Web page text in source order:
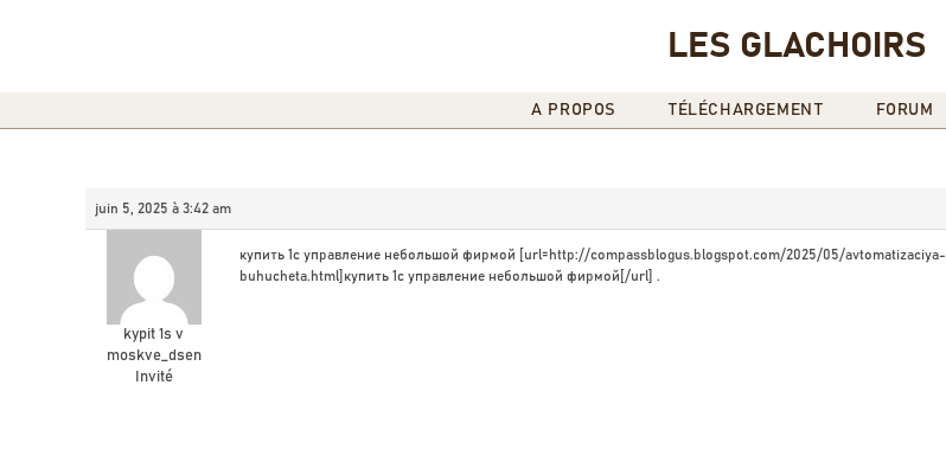
LES GLACHOIRS
A PROPOS TÉLÉCHARGEMENT FORUM
juin 5, 2025 à 3:42 am
kypit 1s v
moskve_dsen
Invité
купить 1с управление небольшой фирмой [url=http://compassblogus.blogspot.com/2025/05/avtomatizaciya-
buhucheta.html]купить 1с управление небольшой фирмой[/url] .